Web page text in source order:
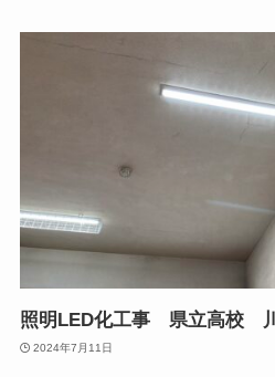
照明LED化工事 県立高校
2024年7月11日